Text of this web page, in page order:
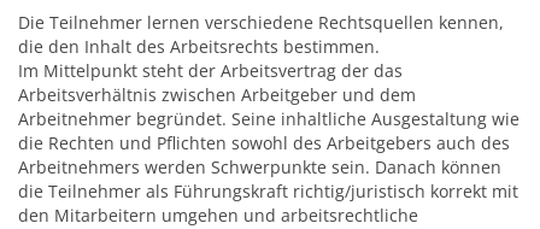
Die Teilnehmer lernen verschiedene Rechtsquellen kennen,
die den Inhalt des Arbeitsrechts bestimmen.
Im Mittelpunkt steht der Arbeitsvertrag der das
Arbeitsverhältnis zwischen Arbeitgeber und dem
Arbeitnehmer begründet. Seine inhaltliche Ausgestaltung wie
die Rechten und Pflichten sowohl des Arbeitgebers auch des
Arbeitnehmers werden Schwerpunkte sein. Danach können
die Teilnehmer als Führungskraft richtig/juristisch korrekt mit
den Mitarbeitern umgehen und arbeitsrechtliche